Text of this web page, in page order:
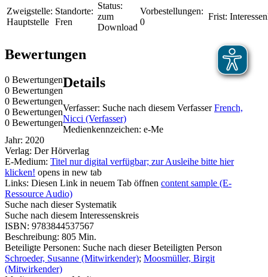
Zweigstelle:
Hauptstelle
Standorte:
Fren
Status:
zum
Download
Vorbestellungen:
0
Frist:
Bewertungen
0 Bewertungen
0 Bewertungen
0 Bewertungen
0 Bewertungen
0 Bewertungen
Details
Verfasser: Suche nach diesem Verfasser French,
Nicci (Verfasser)
Medienkennzeichen: e-Me
Jahr: 2020
Verlag: Der Hörverlag
E-Medium: Titel nur digital verfügbar; zur Ausleihe bitte hier
klicken! opens in new tab
Links: Diesen Link in neuem Tab öffnen content sample (E-
Ressource Audio)
Suche nach dieser Systematik
Suche nach diesem Interessenskreis
ISBN: 9783844537567
Beschreibung: 805 Min.
Beteiligte Personen: Suche nach dieser Beteiligten Person
Schroeder, Susanne (Mitwirkender); Moosmüller, Birgit
(Mitwirkender)